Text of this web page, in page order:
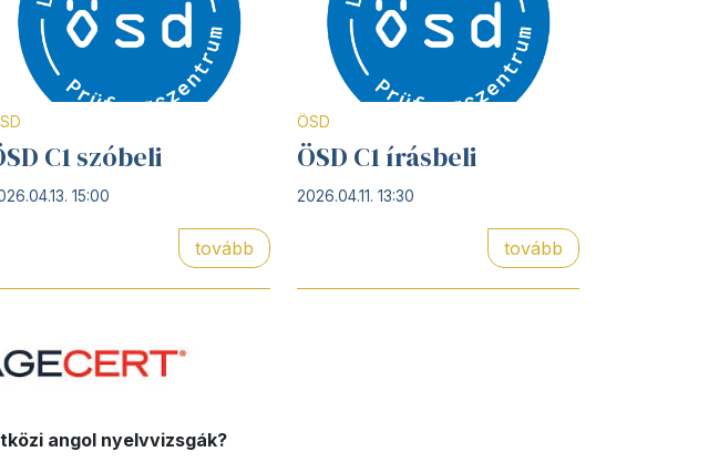
C1 szóbeli
15:00
tovább
ÖSD
ÖSD C1 írásbeli
2026.04.11. 13:30
tovább
angol nyelvvizsgák?